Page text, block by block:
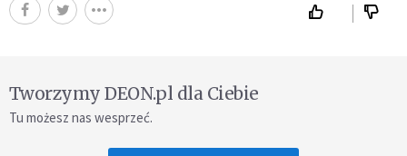
Tworzymy DEON.pl dla Ciebie
Tu możesz nas wesprzeć.